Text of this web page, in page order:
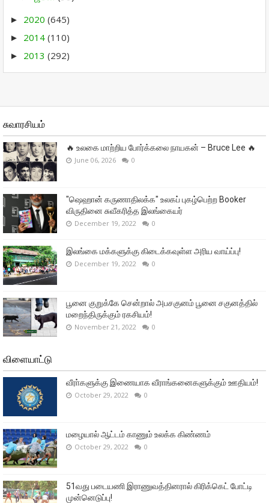
► 2020 (645)
► 2014 (110)
► 2013 (292)
சுவாரசியம்
🔥 உலகை மாற்றிய போர்க்கலை நாயகன் – Bruce Lee 🔥
June 06, 2026 0
"ஷெஹான் கருணாதிலக்க" உலகப் புகழ்பெற்ற Booker
விருதினை சுவீகரித்த இலங்கையர்
December 19, 2022 0
இலங்கை மக்களுக்கு கிடைக்கவுள்ள அரிய வாய்ப்பு!
December 19, 2022 0
பூனை குறுக்கே சென்றால் அபசகுனம் பூனை சகுனத்தில்
மறைந்திருக்கும் ரகசியம்!
November 21, 2022 0
விளையாட்டு
வீரா்களுக்கு இணையாக வீராங்கனைகளுக்கும் ஊதியம்!
October 29, 2022 0
மழையால் ஆட்டம் காணும் உலக்க கிண்ணம்
October 29, 2022 0
51வது படையணி இராணுவத்தினரால் கிரிக்கெட் போட்டி
முன்னெடுப்பு!